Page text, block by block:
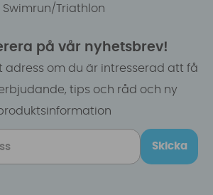
Swimrun/Triathlon
på vår nyhetsbrev!
adress om du är intresserad att få
tips och råd och ny
Skicka